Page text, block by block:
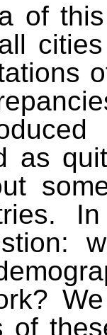
of
as
of